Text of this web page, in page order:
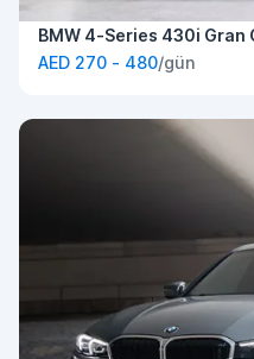
BMW 4-Series 430i Gran
AED 270 - 480/gün